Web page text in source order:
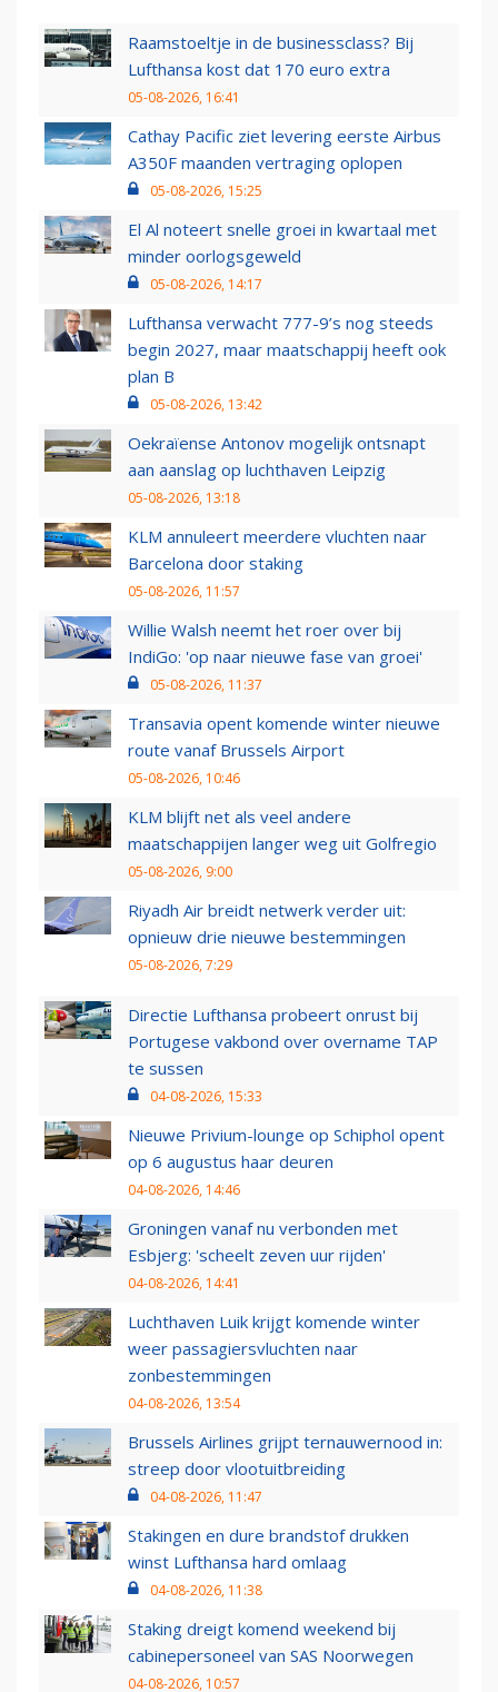
Raamstoeltje in de businessclass? Bij
Lufthansa kost dat 170 euro extra
05-08-2026, 16:41
Cathay Pacific ziet levering eerste Airbus
A350F maanden vertraging oplopen
05-08-2026, 15:25
El Al noteert snelle groei in kwartaal met
minder oorlogsgeweld
05-08-2026, 14:17
Lufthansa verwacht 777-9’s nog steeds
begin 2027, maar maatschappij heeft ook
plan B
05-08-2026, 13:42
Oekraïense Antonov mogelijk ontsnapt
aan aanslag op luchthaven Leipzig
05-08-2026, 13:18
KLM annuleert meerdere vluchten naar
Barcelona door staking
05-08-2026, 11:57
Willie Walsh neemt het roer over bij
IndiGo: 'op naar nieuwe fase van groei'
05-08-2026, 11:37
Transavia opent komende winter nieuwe
route vanaf Brussels Airport
05-08-2026, 10:46
KLM blijft net als veel andere
maatschappijen langer weg uit Golfregio
05-08-2026, 9:00
Riyadh Air breidt netwerk verder uit:
opnieuw drie nieuwe bestemmingen
05-08-2026, 7:29
Directie Lufthansa probeert onrust bij
Portugese vakbond over overname TAP
te sussen
04-08-2026, 15:33
Nieuwe Privium-lounge op Schiphol opent
op 6 augustus haar deuren
04-08-2026, 14:46
Groningen vanaf nu verbonden met
Esbjerg: 'scheelt zeven uur rijden'
04-08-2026, 14:41
Luchthaven Luik krijgt komende winter
weer passagiersvluchten naar
zonbestemmingen
04-08-2026, 13:54
Brussels Airlines grijpt ternauwernood in:
streep door vlootuitbreiding
04-08-2026, 11:47
Stakingen en dure brandstof drukken
winst Lufthansa hard omlaag
04-08-2026, 11:38
Staking dreigt komend weekend bij
cabinepersoneel van SAS Noorwegen
04-08-2026, 10:57